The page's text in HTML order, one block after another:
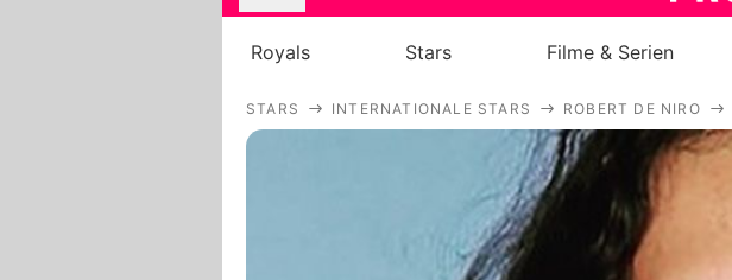
Royals Stars Filme & Serien
STARS INTERNATIONALE STARS ROBERT DE NIRO